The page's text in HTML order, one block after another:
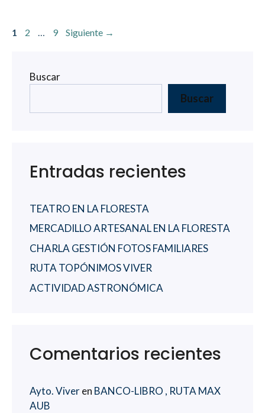
Página
1 Página
2 … Página
9 Siguiente →
Buscar
Buscar
Entradas recientes
TEATRO EN LA FLORESTA
MERCADILLO ARTESANAL EN LA FLORESTA
CHARLA GESTIÓN FOTOS FAMILIARES
RUTA TOPÓNIMOS VIVER
ACTIVIDAD ASTRONÓMICA
Comentarios recientes
Ayto. Viveren BANCO-LIBRO , RUTA MAX
AUB